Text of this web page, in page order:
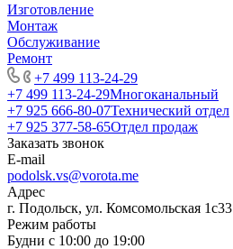
Изготовление
Монтаж
Обслуживание
Ремонт
+7 499 113-24-29
+7 499 113-24-29Многоканальный
+7 925 666-80-07Технический отдел
+7 925 377-58-65Отдел продаж
Заказать звонок
E-mail
podolsk.vs@vorota.me
Адрес
г. Подольск, ул. Комсомольская 1с33
Режим работы
Будни с 10:00 до 19:00